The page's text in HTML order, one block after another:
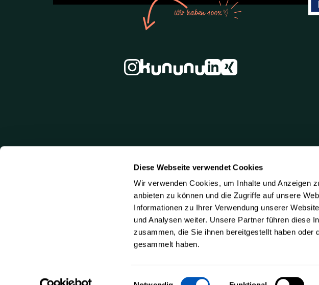
Diese Webseite verwendet Cookies
Wir verwenden Cookies, um Inhalte und Anzeigen
anbieten zu können und die Zugriffe auf unsere
Informationen zu Ihrer Verwendung unserer
und Analysen weiter. Unsere Partner führen diese
zusammen, die Sie ihnen bereitgestellt haben
gesammelt haben.
Einwilligungsauswahl
Wir haben 100%